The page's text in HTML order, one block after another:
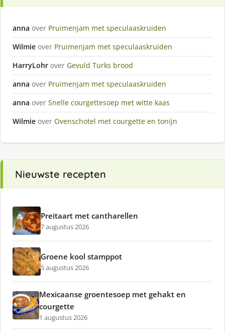
anna over Pruimenjam met speculaaskruiden
Wilmie over Pruimenjam met speculaaskruiden
HarryLohr over Gevuld Turks brood
anna over Pruimenjam met speculaaskruiden
anna over Snelle courgettesoep met witte kaas
Wilmie over Ovenschotel met courgette en tonijn
Nieuwste recepten
Preitaart met cantharellen
7 augustus 2026
Groene kool stamppot
5 augustus 2026
Mexicaanse groentesoep met gehakt en
courgette
1 augustus 2026